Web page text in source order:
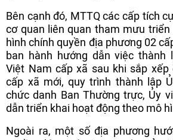
Bên cạnh đó, MTTQ các cấp tích
cơ quan liên quan tham mưu
hình chính quyền địa phương 02
ban hành hướng dẫn việc thành
Việt Nam cấp xã sau khi sắp xếp
cấp xã mới, quy trình thành lập
chức danh Ban Thường trực, Ủy
dẫn triển khai hoạt động theo mô
Ngoài ra, một số địa phương